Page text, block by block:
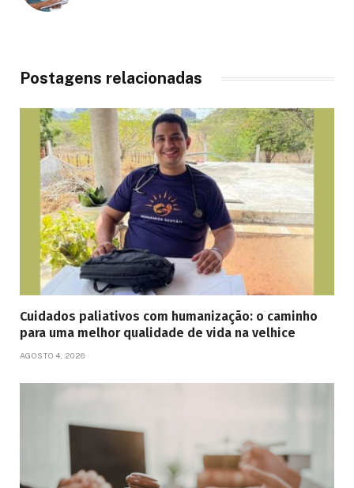
Postagens relacionadas
Cuidados paliativos com humanização: o caminho
para uma melhor qualidade de vida na velhice
AGOSTO 4, 2026